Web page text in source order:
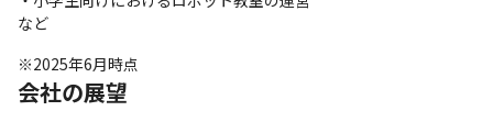
など
※2025年6月時点
会社の展望